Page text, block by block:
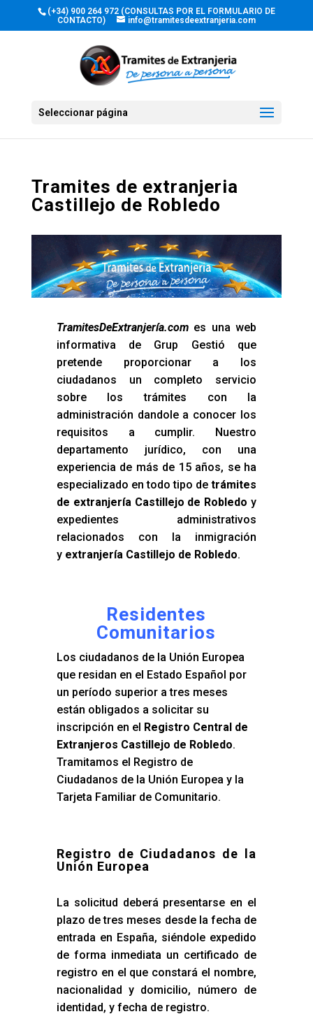
(+34) 900 264 972 (CONSULTAS POR EL FORMULARIO DE
CONTACTO)
info@tramitesdeextranjeria.com
Seleccionar página
Tramites de extranjeria
Castillejo de Robledo
TramitesDeExtranjería.comes una web
informativa de Grup Gestió que
pretende proporcionar a los
ciudadanos un completo servicio
sobre los trámites con la
administración dandole a conocer los
requisitos a cumplir. Nuestro
departamento jurídico, con una
experiencia de más de 15 años, se ha
especializado en todo tipo detrámites
de extranjería Castillejo de Robledo y
expedientes administrativos
relacionados con la inmigración
y extranjería Castillejo de Robledo.
Residentes
Comunitarios
Los ciudadanos de la Unión Europea
que residan en el Estado Español por
un período superior a tres meses
están obligados a solicitar su
inscripción en el Registro Central de
Extranjeros Castillejo de Robledo.
Tramitamos el Registro de
Ciudadanos de la Unión Europea y la
Tarjeta Familiar de Comunitario.
Registro de Ciudadanos de la
Unión Europea
La solicitud deberá presentarse en el
plazo de tres meses desde la fecha de
entrada en España, siéndole expedido
de forma inmediata un certificado de
registro en el que constará el nombre,
nacionalidad y domicilio, número de
identidad, y fecha de registro.